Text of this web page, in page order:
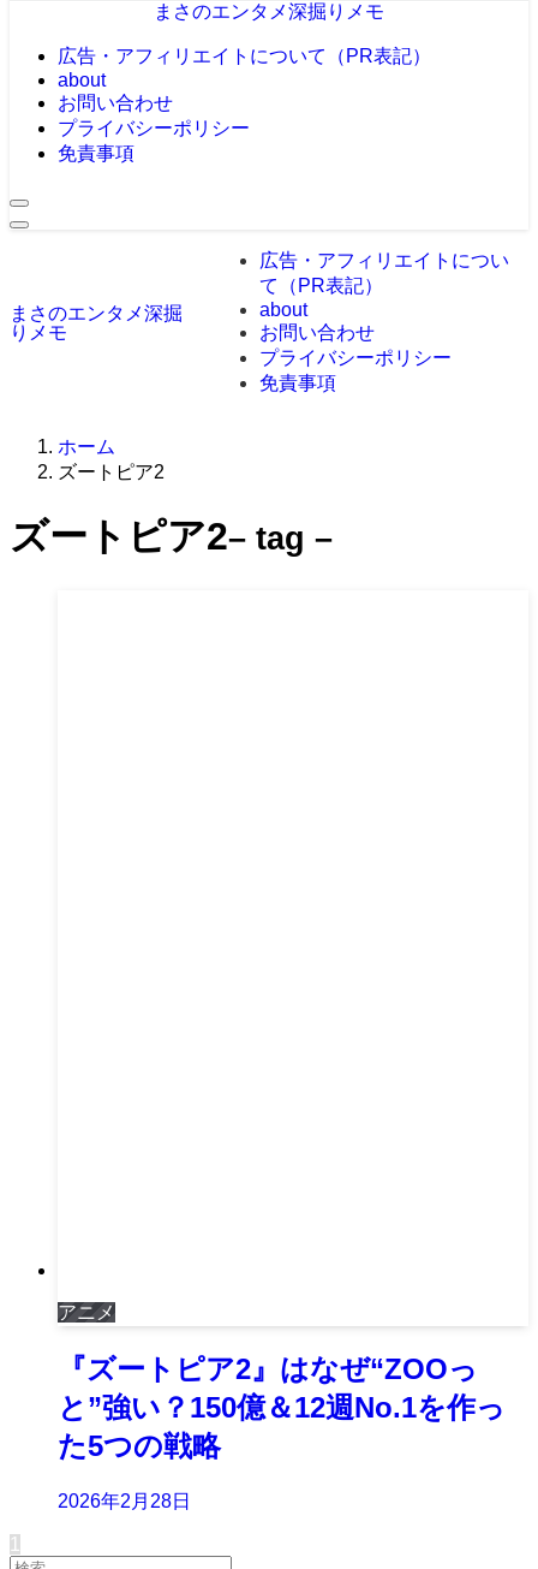
まさのエンタメ深掘りメモ
広告・アフィリエイトについて（PR表記）
about
お問い合わせ
プライバシーポリシー
免責事項
まさのエンタメ深掘
りメモ
広告・アフィリエイトについ
て（PR表記）
about
お問い合わせ
プライバシーポリシー
免責事項
ホーム
ズートピア2
ズートピア2– tag –
アニメ
『ズートピア2』はなぜ“ZOOっ
と”強い？150億＆12週No.1を作っ
た5つの戦略
2026年2月28日
1